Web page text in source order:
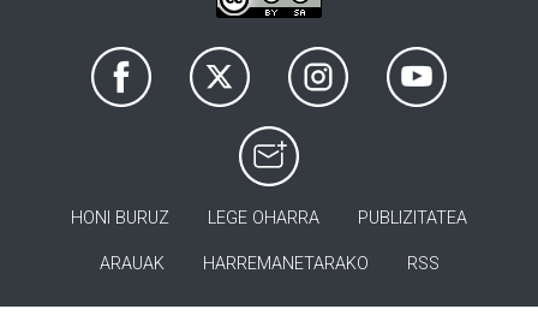
HONI BURUZ LEGE OHARRA PUBLIZITATEA
ARAUAK HARREMANETARAKO RSS